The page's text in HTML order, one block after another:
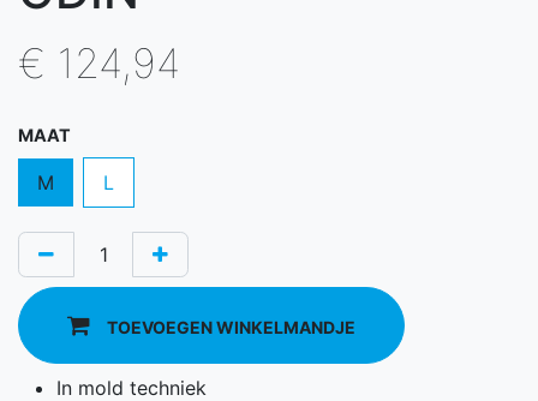
€ 124,94
MAAT
M L
TOEVOEGEN WINKELMANDJE
In mold techniek